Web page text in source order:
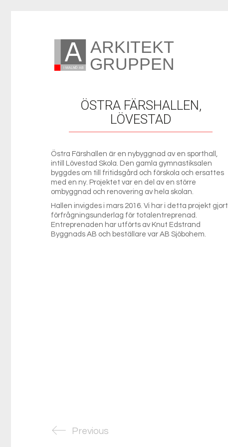
ÖSTRA FÄRSHALLEN,
LÖVESTAD
Östra Färshallen är en nybyggnad av en sporthall,
intill Lövestad Skola. Den gamla gymnastiksalen
byggdes om till fritidsgård och förskola och ersattes
med en ny. Projektet var en del av en större
ombyggnad och renovering av hela skolan.
Hallen invigdes i mars 2016. Vi har i detta projekt gjort
förfrågningsunderlag för totalentreprenad.
Entreprenaden har utförts av Knut Edstrand
Byggnads AB och beställare var AB Sjöbohem.
Previous